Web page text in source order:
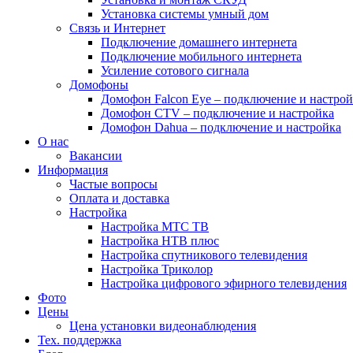
Установка системы умный дом
Связь и Интернет
Подключение домашнего интернета
Подключение мобильного интернета
Усиление сотового сигнала
Домофоны
Домофон Falcon Eye – подключение и
Домофон CTV – подключение и настройка
Домофон Dahua – подключение и настройка
О нас
Вакансии
Информация
Частые вопросы
Оплата и доставка
Настройка
Настройка МТС ТВ
Настройка НТВ плюс
Настройка спутникового телевидения
Настройка Триколор
Настройка цифрового эфирного телевидения
Фото
Цены
Цена установки видеонаблюдения
Тех. поддержка